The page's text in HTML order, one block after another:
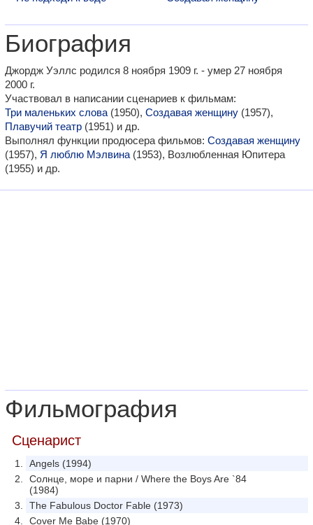
Биография
Джордж Уэллс родился 8 ноября 1909 г. - умер 27 ноября
2000 г.
Участвовал в написании сценариев к фильмам:
Три маленьких слова (1950), Создавая женщину (1957),
Плавучий театр (1951) и др.
Выполнял функции продюсера фильмов: Создавая женщину
(1957), Я люблю Мэлвина (1953), Возлюбленная Юпитера
(1955) и др.
Фильмография
Сценарист
Angels (1994)
Солнце, море и парни / Where the Boys Are `84
(1984)
The Fabulous Doctor Fable (1973)
Cover Me Babe (1970)